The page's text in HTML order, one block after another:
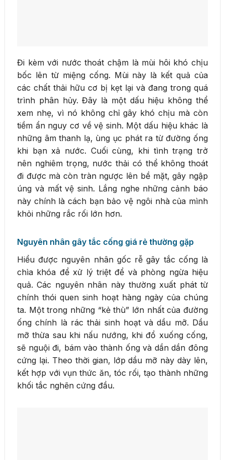
Đi kèm với nước thoát chậm là mùi hôi khó chịu
bốc lên từ miệng cống. Mùi này là kết quả của
các chất thải hữu cơ bị kẹt lại và đang trong quá
trình phân hủy. Đây là một dấu hiệu không thể
xem nhẹ, vì nó không chỉ gây khó chịu mà còn
tiềm ẩn nguy cơ về vệ sinh. Một dấu hiệu khác là
những âm thanh lạ, ùng ục phát ra từ đường ống
khi bạn xả nước. Cuối cùng, khi tình trạng trở
nên nghiêm trọng, nước thải có thể không thoát
đi được mà còn tràn ngược lên bề mặt, gây ngập
úng và mất vệ sinh. Lắng nghe những cảnh báo
này chính là cách bạn bảo vệ ngôi nhà của mình
khỏi những rắc rối lớn hơn.
Nguyên nhân gây tắc cống giá rẻ thường gặp
Hiểu được nguyên nhân gốc rễ gây tắc cống là
chìa khóa để xử lý triệt để và phòng ngừa hiệu
quả. Các nguyên nhân này thường xuất phát từ
chính thói quen sinh hoạt hàng ngày của chúng
ta. Một trong những “kẻ thù” lớn nhất của đường
ống chính là rác thải sinh hoạt và dầu mỡ. Dầu
mỡ thừa sau khi nấu nướng, khi đổ xuống cống,
sẽ nguội đi, bám vào thành ống và dần dần đông
cứng lại. Theo thời gian, lớp dầu mỡ này dày lên,
kết hợp với vụn thức ăn, tóc rối, tạo thành những
khối tắc nghẽn cứng đầu.